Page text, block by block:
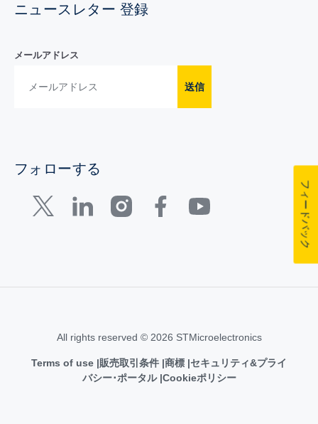
ニュースレター 登録
メールアドレス
送信
フォローする
All rights reserved © 2026 STMicroelectronics
Terms of use 販売取引条件 商標 セキュリティ&プライ
バシー･ポータル Cookieポリシー
フィードバック